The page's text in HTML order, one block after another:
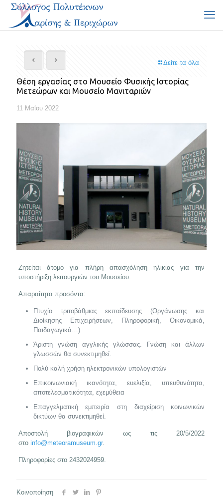
Δείτε τα όλα
Θέση εργασίας στο Μουσείο Φυσικής Ιστορίας
Μετεώρων και Μουσείο Μανιταριών
11 Μαΐου 2022
Ζητείται άτομο για πλήρη απασχόληση ηλικίας για την
υποστήριξη λειτουργιών του Μουσείου.
Απαραίτητα προσόντα:
Πτυχίο τριτοβάθμιας εκπαίδευσης (Οργάνωσης και
Διοίκησης Επιχειρήσεων, Πληροφορική, Οικονομικά,
Παιδαγωγικά…)
Άριστη γνώση αγγλικής γλώσσας. Γνώση και άλλων
γλωσσών θα συνεκτιμηθεί.
Πολύ καλή χρήση ηλεκτρονικών υπολογιστών
Επικοινωνιακή ικανότητα, ευελιξία, υπευθυνότητα,
αποτελεσματικότητα, εχεμύθεια
Επαγγελματική εμπειρία στη διαχείριση κοινωνικών
δικτύων θα συνεκτιμηθεί.
Αποστολή βιογραφικών ως τις 20/5/2022
στο info@meteoramuseum.gr.
Πληροφορίες στο 2432024959.
Κοινοποίηση